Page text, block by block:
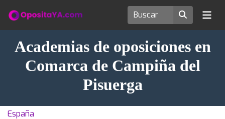
Academias de oposiciones en
Comarca de Campiña del
Pisuerga
España